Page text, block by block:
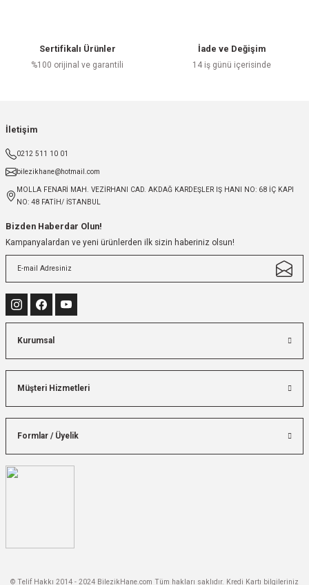
Sertifikalı Ürünler
%100 orijinal ve garantili
İade ve Değişim
14 iş günü içerisinde
İletişim
0212 511 10 01
bilezikhane@hotmail.com
MOLLA FENARİ MAH. VEZİRHANI CAD. AKDAĞ KARDEŞLER IŞ HANI NO: 68 İÇ KAPI
NO: 48 FATİH/ İSTANBUL
Bizden Haberdar Olun!
Kampanyalardan ve yeni ürünlerden ilk sizin haberiniz olsun!
Kurumsal
Müşteri Hizmetleri
Formlar / Üyelik
© Telif Hakkı 2014 - 2024 BilezikHane.com Tüm hakları saklıdır. Kredi Kartı bilgileriniz